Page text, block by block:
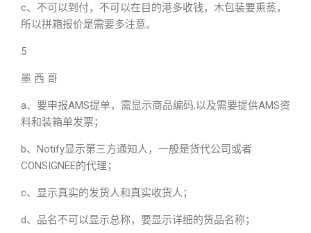
c、不可以到付，不可以在目的港多收钱，木包装要熏蒸，
所以拼箱报价是需要多注意。
5
墨 西 哥
a、要申报AMS提单，需显示商品编码,以及需要提供AMS资
料和装箱单发票；
b、Notify显示第三方通知人，一般是货代公司或者
CONSIGNEE的代理；
c、显示真实的发货人和真实收货人；
d、品名不可以显示总称，要显示详细的货品名称；